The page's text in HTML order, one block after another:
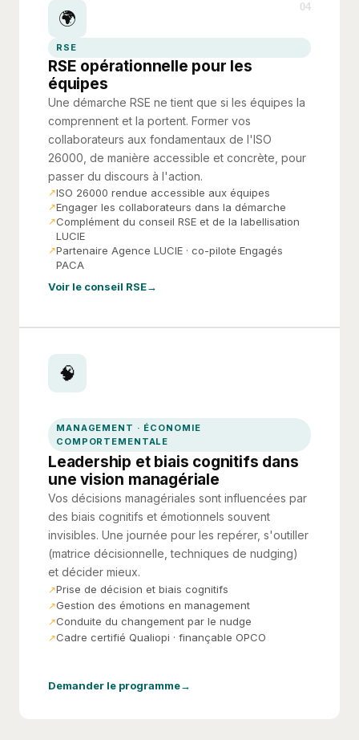
🌍
04
RSE
RSE opérationnelle pour les
équipes
Une démarche RSE ne tient que si les équipes la
comprennent et la portent. Former vos
collaborateurs aux fondamentaux de l'ISO
26000, de manière accessible et concrète, pour
passer du discours à l'action.
ISO 26000 rendue accessible aux équipes
Engager les collaborateurs dans la démarche
Complément du conseil RSE et de la labellisation
LUCIE
Partenaire Agence LUCIE · co-pilote Engagés
PACA
Voir le conseil RSE
🧠
MANAGEMENT · ÉCONOMIE
COMPORTEMENTALE
Leadership et biais cognitifs dans
une vision managériale
Vos décisions managériales sont influencées par
des biais cognitifs et émotionnels souvent
invisibles. Une journée pour les repérer, s'outiller
(matrice décisionnelle, techniques de nudging)
et décider mieux.
Prise de décision et biais cognitifs
Gestion des émotions en management
Conduite du changement par le nudge
Cadre certifié Qualiopi · finançable OPCO
Demander le programme